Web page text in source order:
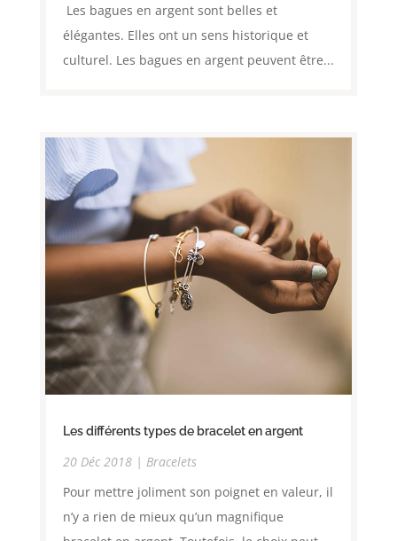
Les bagues en argent sont belles et
élégantes. Elles ont un sens historique et
culturel. Les bagues en argent peuvent être...
Les différents types de bracelet en argent
20 Déc 2018| Bracelets
Pour mettre joliment son poignet en valeur, il
n’y a rien de mieux qu’un magnifique